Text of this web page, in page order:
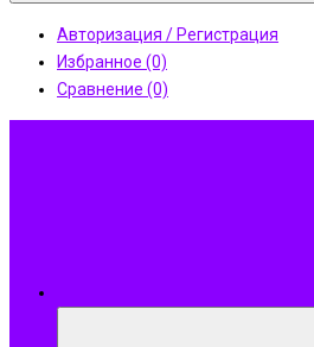
Авторизация / Регистрация
Избранное (0)
Сравнение (0)